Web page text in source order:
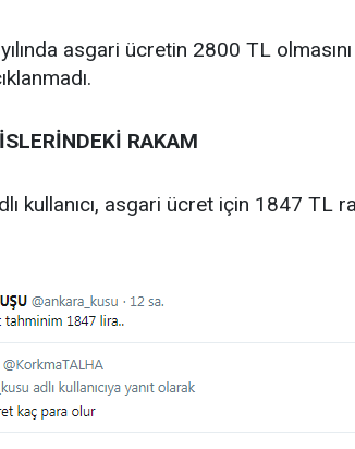
asgari ücretin 2800 TL
RAKAM
kullanıcı, asgari ücret için 1847 TL